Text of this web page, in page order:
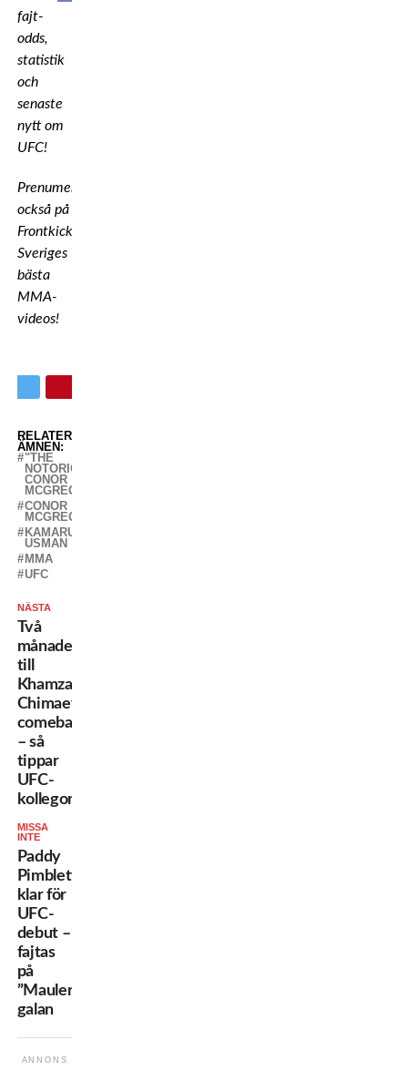
fajt-
odds,
statistik
och
senaste
nytt om
UFC!
Prenumerera
också på
Frontkicks
Sveriges
bästa
MMA-
videos!
RELATERADE
ÄMNEN:
"THE
NOTORIOUS"
CONOR
MCGREGOR
CONOR
MCGREGOR
KAMARU
USMAN
MMA
UFC
NÄSTA
Två
månader
till
Khamzat
Chimaevs
comeback
– så
tippar
UFC-
kollegorna
MISSA
INTE
Paddy
Pimblett
klar för
UFC-
debut –
fajtas
på
”Mauler”-
galan
ANNONS